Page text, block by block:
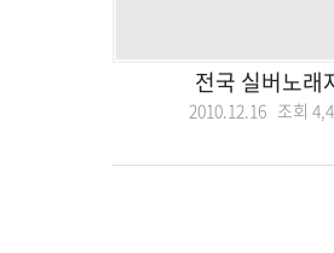
전국 실버노래
2010.12.16 조회